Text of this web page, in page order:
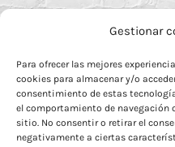
Gestionar
Para ofrecer las mejores
cookies para almacenar y/o
consentimiento de estas
el comportamiento de navegación
sitio. No consentir o retirar el
negativamente a ciertas